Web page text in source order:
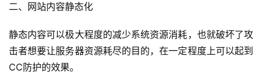
二、网站内容静态化
静态内容可以极大程度的减少系统资源消耗，也就破坏了攻
击者想要让服务器资源耗尽的目的，在一定程度上可以起到
CC防护的效果。